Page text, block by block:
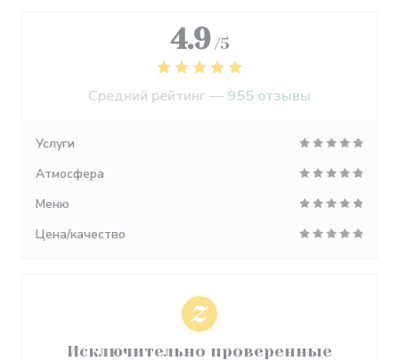
4.9 /5
Средний рейтинг — 955 отзывы
Услуги
Атмосфера
Меню
Цена/качество
Исключительно проверенные